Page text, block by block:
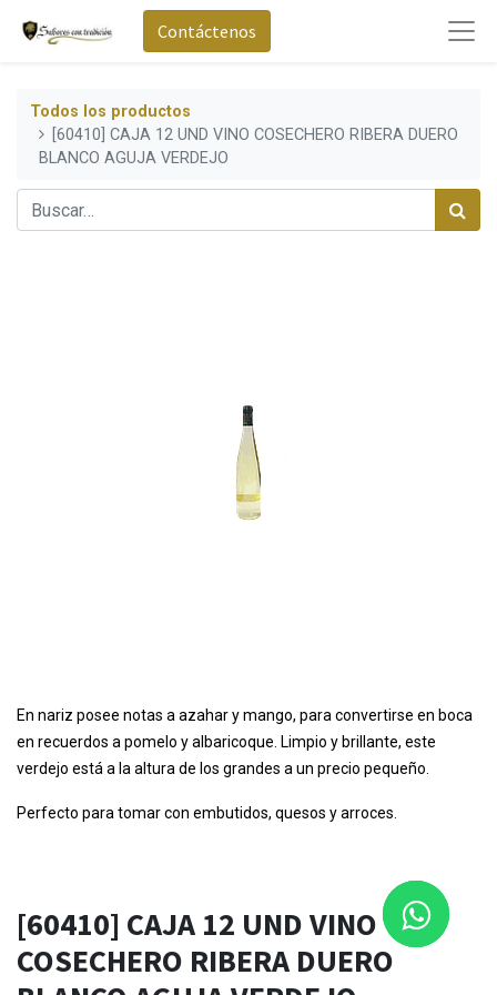
Contáctenos
Todos los productos
[60410] CAJA 12 UND VINO COSECHERO RIBERA DUERO
BLANCO AGUJA VERDEJO
En nariz posee notas a azahar y mango, para convertirse en boca
en recuerdos a pomelo y albaricoque. Limpio y brillante, este
verdejo está a la altura de los grandes a un precio pequeño.
Perfecto para tomar con embutidos, quesos y arroces.
[60410] CAJA 12 UND VINO
COSECHERO RIBERA DUERO